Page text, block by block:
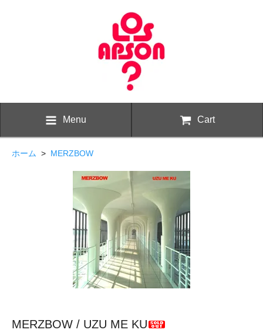
Menu Cart
ホーム > MERZBOW
MERZBOW / UZU ME KU